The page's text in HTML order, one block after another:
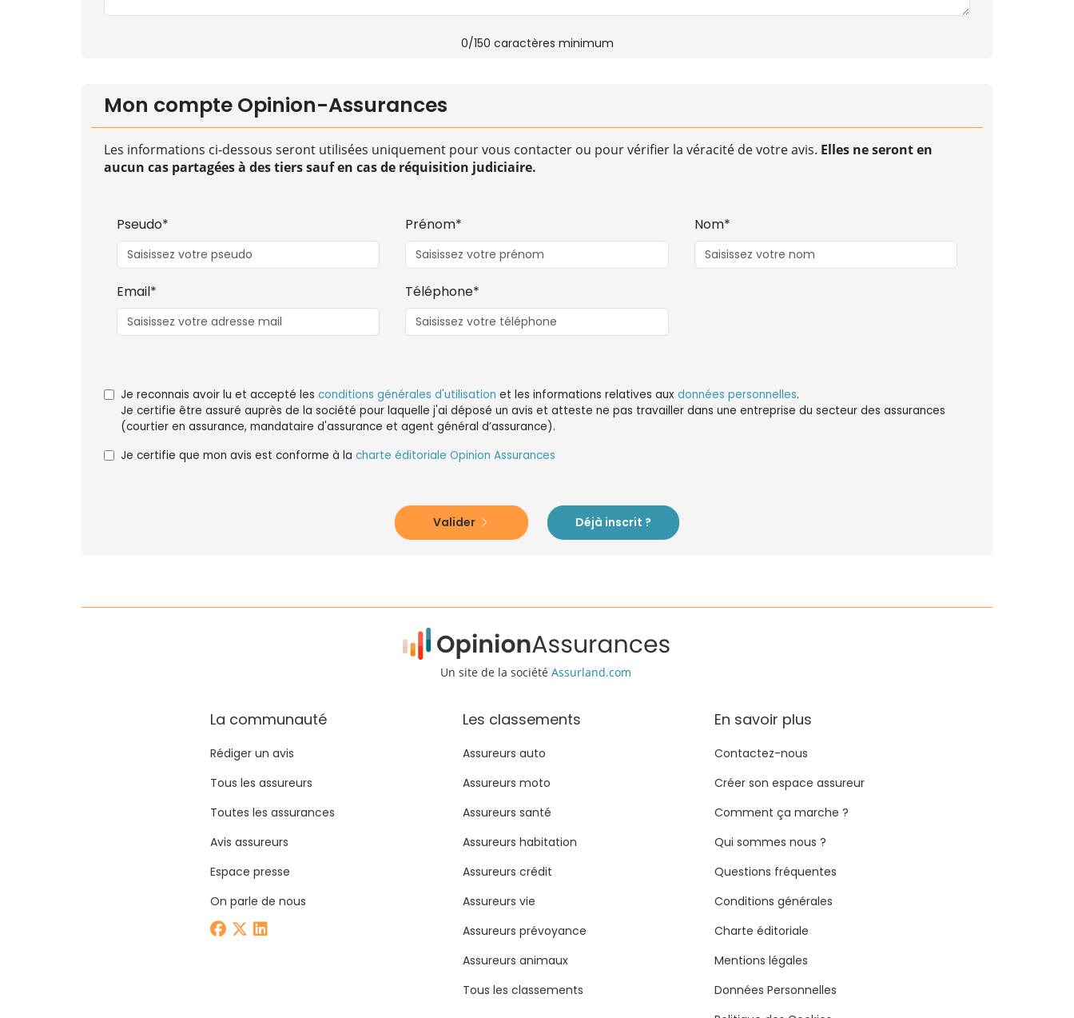
0/150 caractères minimum
Mon compte Opinion-Assurances
Les informations ci-dessous seront utilisées uniquement pour vous contacter ou pour vérifier la véracité de votre avis. Elles ne seront en
aucun cas partagées à des tiers sauf en cas de réquisition judiciaire.
Pseudo* Prénom* Nom*
Email* Téléphone*
Je reconnais avoir lu et accepté les conditions générales d'utilisation et les informations relatives aux données personnelles.
Je certifie être assuré auprès de la société pour laquelle j'ai déposé un avis et atteste ne pas travailler dans une entreprise du secteur des assurances
(courtier en assurance, mandataire d'assurance et agent général d’assurance).
Je certifie que mon avis est conforme à la charte éditoriale Opinion Assurances
Valider Déjà inscrit ?
Un site de la société Assurland.com
La communauté
Rédiger un avis
Tous les assureurs
Toutes les assurances
Avis assureurs
Espace presse
On parle de nous
Les classements
Assureurs auto
Assureurs moto
Assureurs santé
Assureurs habitation
Assureurs crédit
Assureurs vie
Assureurs prévoyance
Assureurs animaux
Tous les classements
En savoir plus
Contactez-nous
Créer son espace assureur
Comment ça marche ?
Qui sommes nous ?
Questions fréquentes
Conditions générales
Charte éditoriale
Mentions légales
Données Personnelles